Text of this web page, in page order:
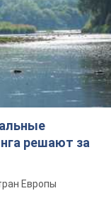
решают за
Европы